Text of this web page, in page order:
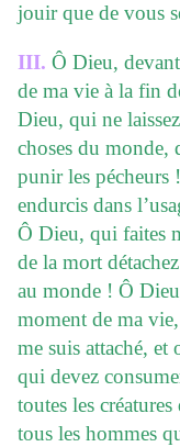
jouir que de vous
III. Ô Dieu,
de ma vie à la fin
Dieu, qui ne
choses du monde,
punir les pécheurs
endurcis dans
Ô Dieu, qui faites
de la mort
au monde ! Ô
moment de ma
me suis attaché,
qui devez
toutes les
tous les hommes